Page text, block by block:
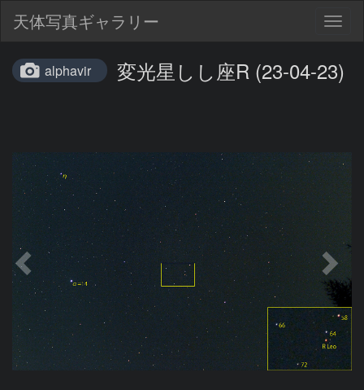
天体写真ギャラリー
alphavir 変光星しし座R (23-04-23)